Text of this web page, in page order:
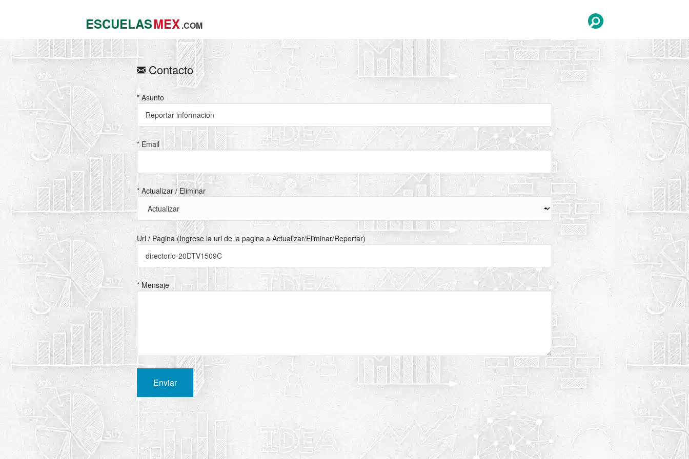
ESCUELASMEX.COM
Contacto
* Asunto
* Email
* Actualizar / Eliminar
Url / Pagina (Ingrese la url de la pagina a Actualizar/Eliminar/Reportar)
* Mensaje
Enviar